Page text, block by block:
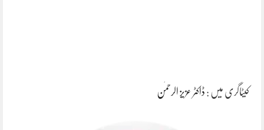
کیٹاگری میں : ڈاکٹر عزیز الرحمٰن